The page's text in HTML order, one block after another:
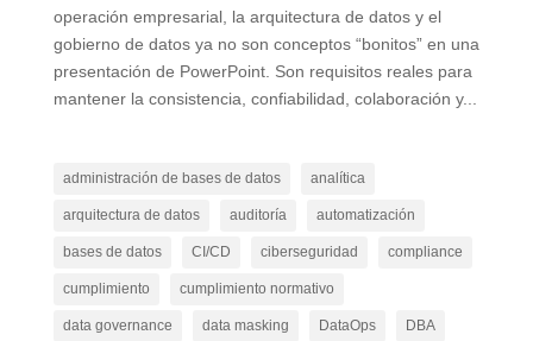
operación empresarial, la arquitectura de datos y el
gobierno de datos ya no son conceptos “bonitos” en una
presentación de PowerPoint. Son requisitos reales para
mantener la consistencia, confiabilidad, colaboración y...
administración de bases de datos analítica
arquitectura de datos auditoría automatización
bases de datos CI/CD ciberseguridad compliance
cumplimiento cumplimiento normativo
data governance data masking DataOps DBA